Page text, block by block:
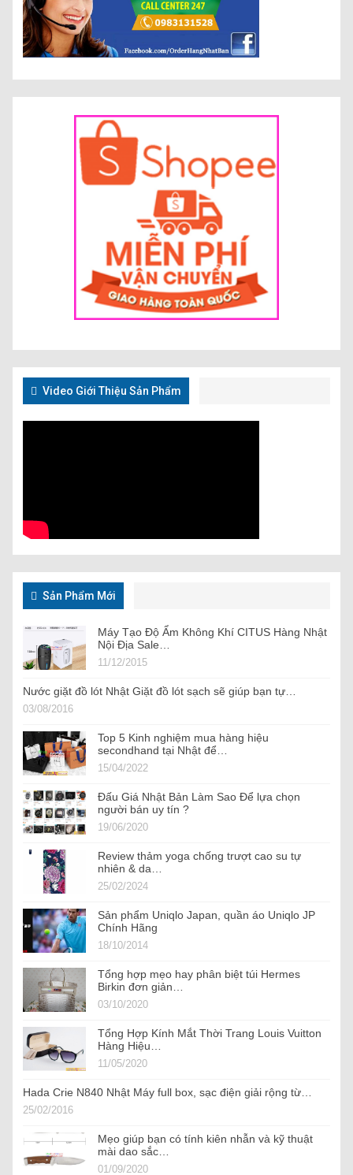
Video Giới Thiệu Sản Phẩm
Sản Phẩm Mới
Máy Tạo Độ Ẩm Không Khí CITUS Hàng Nhật
Nội Địa Sale…
11/12/2015
Nước giặt đồ lót Nhật Giặt đồ lót sạch sẽ giúp bạn tự…
03/08/2016
Top 5 Kinh nghiệm mua hàng hiệu
secondhand tại Nhật để…
15/04/2022
Đấu Giá Nhật Bản Làm Sao Để lựa chọn
người bán uy tín ?
19/06/2020
Review thảm yoga chống trượt cao su tự
nhiên & da…
25/02/2024
Sản phẩm Uniqlo Japan, quần áo Uniqlo JP
Chính Hãng
18/10/2014
Tổng hợp mẹo hay phân biệt túi Hermes
Birkin đơn giản…
03/10/2020
Tổng Hợp Kính Mắt Thời Trang Louis Vuitton
Hàng Hiệu…
11/05/2020
Hada Crie N840 Nhật Máy full box, sạc điện giải rộng từ…
25/02/2016
Mẹo giúp bạn có tính kiên nhẫn và kỹ thuật
mài dao sắc…
01/09/2020